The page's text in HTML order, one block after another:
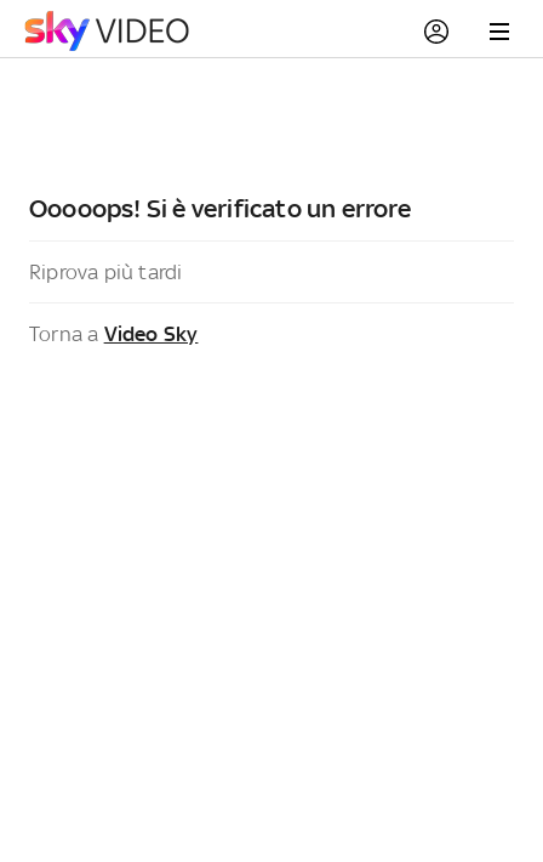
Ooooops! Si è verificato un errore
Riprova più tardi
Torna a Video Sky